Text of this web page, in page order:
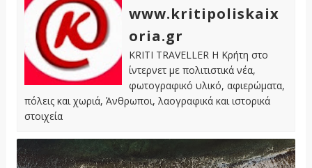
www.kritipoliskaix
oria.gr
KRITI TRAVELLER Η Κρήτη στο
ίντερνετ με πολιτιστικά νέα,
φωτογραφικό υλικό, αφιερώματα,
πόλεις και χωριά, Άνθρωποι, λαογραφικά και ιστορικά
στοιχεία